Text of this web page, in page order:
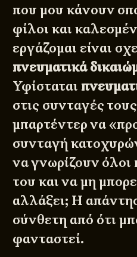
που μου κάνουν
φίλοι και
εργάζομαι είναι
πνευματικά
Υφίσταται
στις συνταγές
μπαρτέντερ να
συνταγή
να γνωρίζουν όλοι
του και να μη
αλλάξει; Η
σύνθετη από ότι
φανταστεί.